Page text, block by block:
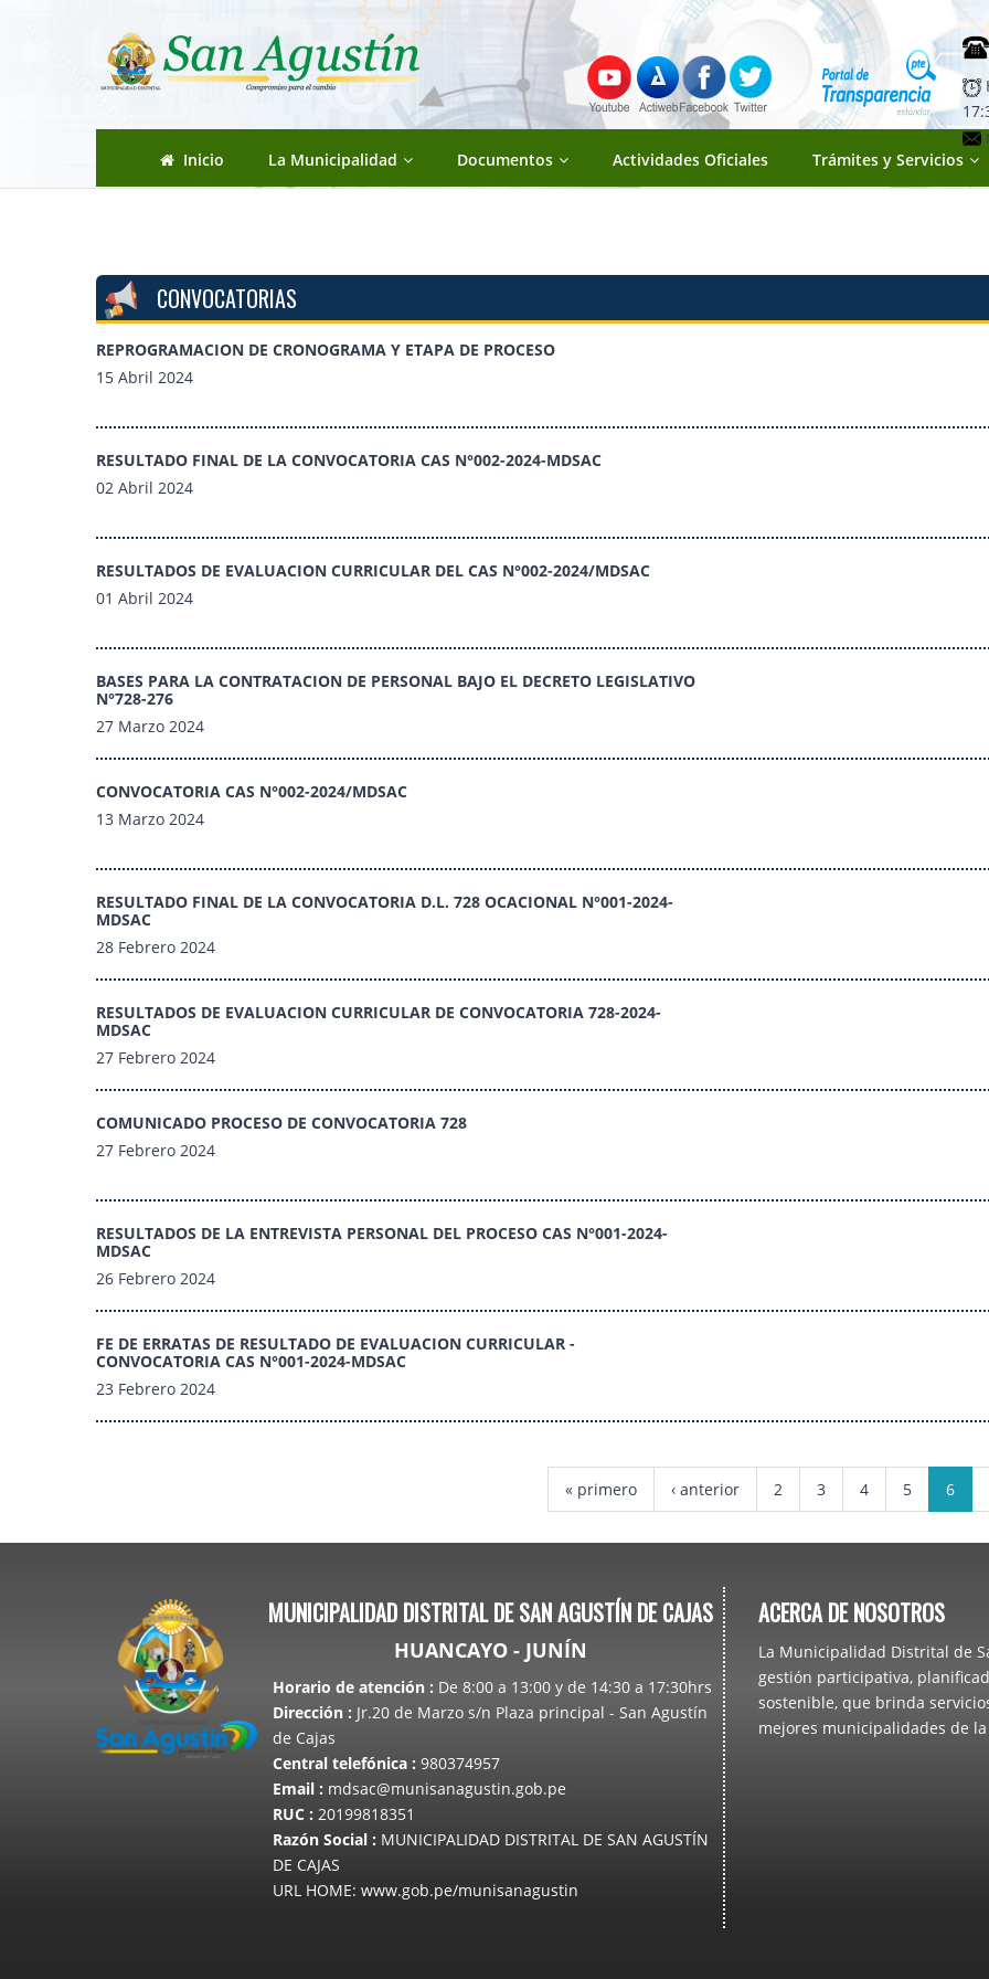
Inicio La Municipalidad Documentos Actividades Oficiales Trámites y Servicios
CONVOCATORIAS
REPROGRAMACION DE CRONOGRAMA Y ETAPA DE PROCESO
15 Abril 2024
RESULTADO FINAL DE LA CONVOCATORIA CAS N°002-2024-MDSAC
02 Abril 2024
RESULTADOS DE EVALUACION CURRICULAR DEL CAS N°002-2024/MDSAC
01 Abril 2024
BASES PARA LA CONTRATACION DE PERSONAL BAJO EL DECRETO LEGISLATIVO
N°728-276
27 Marzo 2024
CONVOCATORIA CAS N°002-2024/MDSAC
13 Marzo 2024
RESULTADO FINAL DE LA CONVOCATORIA D.L. 728 OCACIONAL N°001-2024-
MDSAC
28 Febrero 2024
RESULTADOS DE EVALUACION CURRICULAR DE CONVOCATORIA 728-2024-
MDSAC
27 Febrero 2024
COMUNICADO PROCESO DE CONVOCATORIA 728
27 Febrero 2024
RESULTADOS DE LA ENTREVISTA PERSONAL DEL PROCESO CAS N°001-2024-
MDSAC
26 Febrero 2024
FE DE ERRATAS DE RESULTADO DE EVALUACION CURRICULAR -
CONVOCATORIA CAS N°001-2024-MDSAC
23 Febrero 2024
« primero ‹ anterior 2 3 4 5 6
MUNICIPALIDAD DISTRITAL DE SAN AGUSTÍN DE CAJAS
HUANCAYO - JUNÍN
Horario de atención : De 8:00 a 13:00 y de 14:30 a 17:30hrs
Dirección : Jr.20 de Marzo s/n Plaza principal - San Agustín
de Cajas
Central telefónica : 980374957
Email : mdsac@munisanagustin.gob.pe
RUC : 20199818351
Razón Social : MUNICIPALIDAD DISTRITAL DE SAN AGUSTÍN
DE CAJAS
URL HOME: www.gob.pe/munisanagustin
ACERCA DE NOSOTROS
La Municipalidad Distrital de
gestión participativa,
sostenible, que brinda
mejores municipalidades de